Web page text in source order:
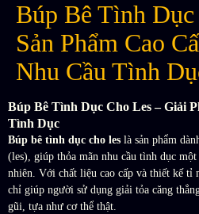
Búp Bê Tình
Sản Phẩm Cao
Nhu Cầu Tình
Búp Bê Tình Dục Cho Les – Giải
Tình Dục
Búp bê tình dục cho les là sản phẩm
(les), giúp thỏa mãn nhu cầu tình dục
nhiên. Với chất liệu cao cấp và thiết kế tỉ
chỉ giúp người sử dụng giải tỏa căng
gũi, tựa như cơ thể thật.